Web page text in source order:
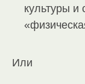
культуры и
Или